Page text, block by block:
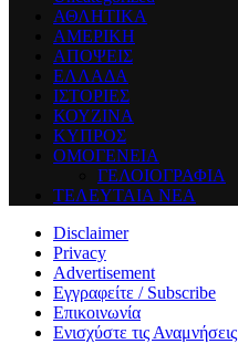
ΑΘΛΗΤΙΚΑ
ΑΜΕΡΙΚΗ
ΑΠΟΨΕΙΣ
ΕΛΛΑΔΑ
ΙΣΤΟΡΙΕΣ
ΚΟΥΖΙΝΑ
ΚΥΠΡΟΣ
ΟΜΟΓΕΝΕΙΑ
ΓΕΛΟΙΟΓΡΑΦΙΑ
ΤΕΛΕΥΤΑΙΑ ΝΕΑ
Disclaimer
Privacy
Advertisement
Εγγραφείτε / Subscribe
Επικοινωνία
Ενισχύστε τις Αναμνήσεις